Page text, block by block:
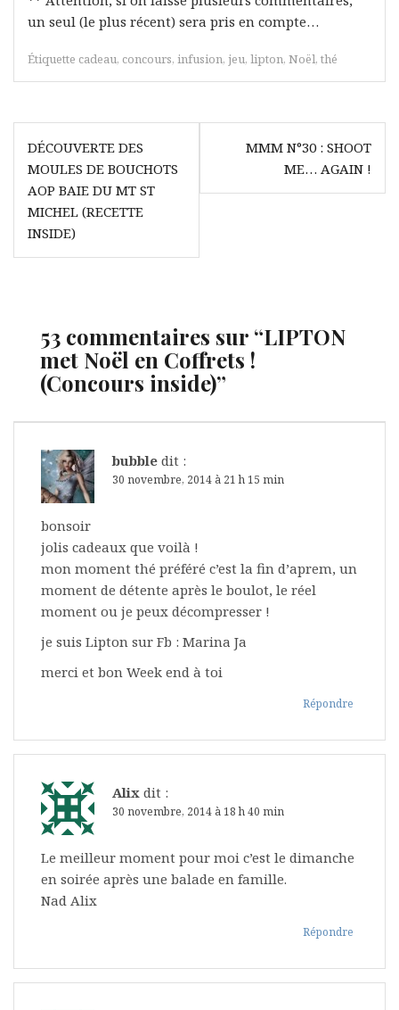
un seul (le plus récent) sera pris en compte…
Étiquette cadeau, concours, infusion, jeu, lipton, Noël, thé
Navigation
de
l’article
DÉCOUVERTE DES
MOULES DE BOUCHOTS
AOP BAIE DU MT ST
MICHEL (RECETTE
INSIDE)
MMM N°30 : SHOOT
ME… AGAIN !
53 commentaires sur “LIPTON
met Noël en Coffrets !
(Concours inside)”
bubble dit :
30 novembre, 2014 à 21 h 15 min
bonsoir
jolis cadeaux que voilà !
mon moment thé préféré c’est la fin d’aprem, un
moment de détente après le boulot, le réel
moment ou je peux décompresser !
je suis Lipton sur Fb : Marina Ja
merci et bon Week end à toi
Répondre
Alix dit :
30 novembre, 2014 à 18 h 40 min
Le meilleur moment pour moi c’est le dimanche
en soirée après une balade en famille.
Nad Alix
Répondre